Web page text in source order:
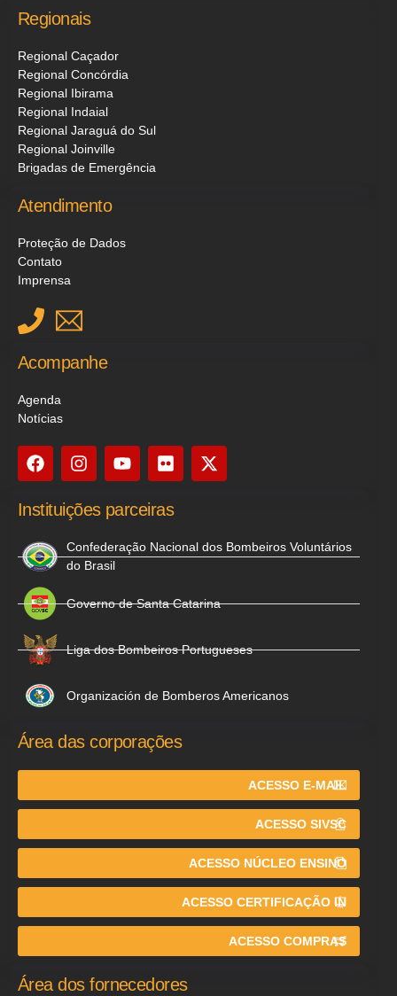
Regionais
Regional Caçador
Regional Concórdia
Regional Ibirama
Regional Indaial
Regional Jaraguá do Sul
Regional Joinville
Brigadas de Emergência
Atendimento
Proteção de Dados
Contato
Imprensa
Acompanhe
Agenda
Notícias
Instituições parceiras
Confederação Nacional dos Bombeiros Voluntários
do Brasil
Governo de Santa Catarina
Liga dos Bombeiros Portugueses
Organización de Bomberos Americanos
Área das corporações
ACESSO E-MAIL
ACESSO SIVSC
ACESSO NÚCLEO ENSINO
ACESSO CERTIFICAÇÃO IN
ACESSO COMPRAS
Área dos fornecedores